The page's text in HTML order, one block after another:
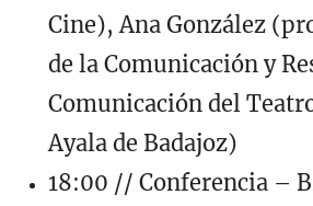
Cine), Ana González
de la Comunicación y
Comunicación del
Ayala de Badajoz)
18:00 // Conferencia –